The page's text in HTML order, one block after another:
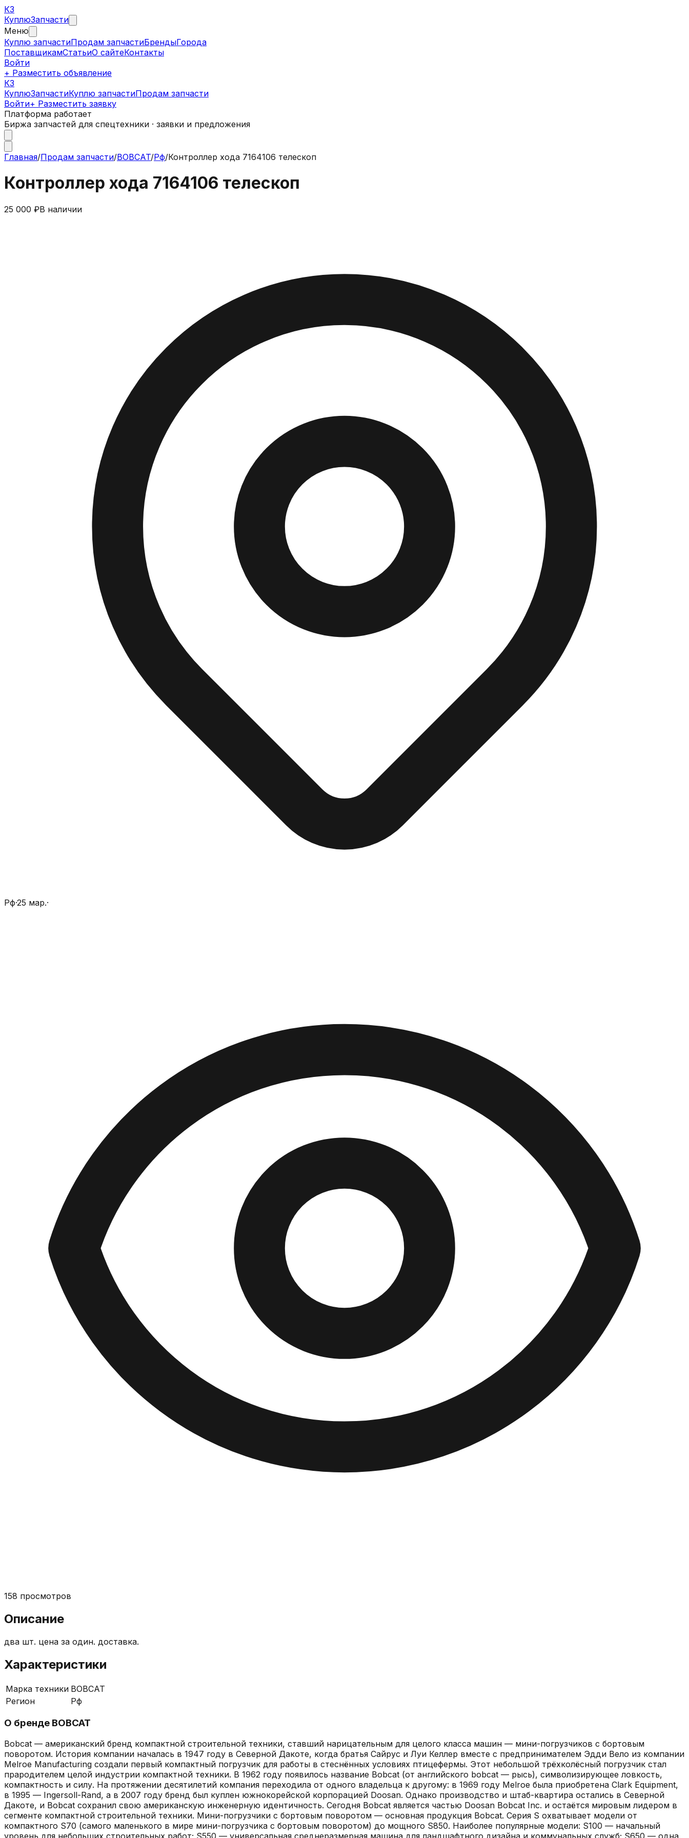
КЗ
КуплюЗапчасти
Меню
Куплю запчастиПродам запчастиБрендыГорода
ПоставщикамСтатьиО сайтеКонтакты
Войти
+ Разместить объявление
КЗ
КуплюЗапчастиКуплю запчастиПродам запчасти
Войти+ Разместить заявку
Платформа работает
Биржа запчастей для спецтехники · заявки и предложения
Главная/Продам запчасти/BOBCAT/Рф/Контроллер хода 7164106 телескоп
Контроллер хода 7164106 телескоп
25 000 ₽В наличии
Рф·25 мар.·
158 просмотров
Описание
два шт. цена за один. доставка.
Характеристики
Марка техники BOBCAT
Регион
Рф
О бренде BOBCAT
Bobcat — американский бренд компактной строительной техники, ставший нарицательным для целого класса машин — мини-погрузчиков с бортовым
поворотом. История компании началась в 1947 году в Северной Дакоте, когда братья Сайрус и Луи Келлер вместе с предпринимателем Эдди Вело из компании
Melroe Manufacturing создали первый компактный погрузчик для работы в стеснённых условиях птицефермы. Этот небольшой трёхколёсный погрузчик стал
прародителем целой индустрии компактной техники. В 1962 году появилось название Bobcat (от английского bobcat — рысь), символизирующее ловкость,
компактность и силу. На протяжении десятилетий компания переходила от одного владельца к другому: в 1969 году Melroe была приобретена Clark Equipment,
в 1995 — Ingersoll-Rand, а в 2007 году бренд был куплен южнокорейской корпорацией Doosan. Однако производство и штаб-квартира остались в Северной
Дакоте, и Bobcat сохранил свою американскую инженерную идентичность. Сегодня Bobcat является частью Doosan Bobcat Inc. и остаётся мировым лидером в
сегменте компактной строительной техники. Мини-погрузчики с бортовым поворотом — основная продукция Bobcat. Серия S охватывает модели от
компактного S70 (самого маленького в мире мини-погрузчика с бортовым поворотом) до мощного S850. Наиболее популярные модели: S100 — начальный
уровень для небольших строительных работ; S550 — универсальная среднеразмерная машина для ландшафтного дизайна и коммунальных служб; S650 — одна